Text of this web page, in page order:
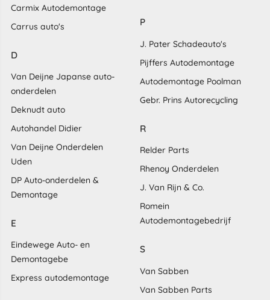
Carmix Autodemontage
Carrus auto's
D
Van Deijne Japanse auto-
onderdelen
Deknudt auto
Autohandel Didier
Van Deijne Onderdelen
Uden
DP Auto-onderdelen &
Demontage
E
Eindewege Auto- en
Demontagebe
Express autodemontage
P
J. Pater Schadeauto's
Pijffers Autodemontage
Autodemontage Poolman
Gebr. Prins Autorecycling
R
Relder Parts
Rhenoy Onderdelen
J. Van Rijn & Co.
Romein
Autodemontagebedrijf
S
Van Sabben
Van Sabben Parts